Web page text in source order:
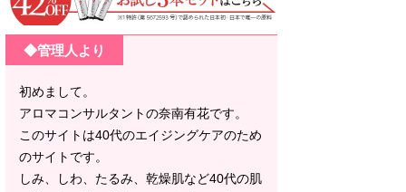
◆管理人より
初めまして。
アロマコンサルタントの奈南有花です。
このサイトは40代のエイジングケアのため
のサイトです。
しみ、しわ、たるみ、乾燥肌など40代の肌